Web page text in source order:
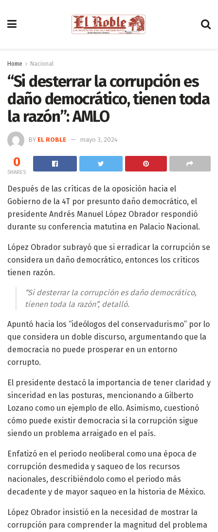
Home Nacional
“Si desterrar la corrupción es
daño democrático, tienen toda
la razón”: AMLO
BY EL ROBLE mayo 3, 2024
0
SHARES
Después de las críticas de la oposición hacia el
Gobierno de la 4T por presunto daño democrático, el
presidente Andrés Manuel López Obrador respondió
durante su conferencia matutina en Palacio Nacional.
López Obrador subrayó que si erradicar la corrupción se
considera un daño democrático, entonces los críticos
tienen razón.
“Si desterrar la corrupción es daño democrático,
tienen toda la razón”, detalló.
Apuntó hacia los “ideólogos del conservadurismo” por lo
que considera un doble discurso, argumentando que la
democracia no puede prosperar en un entorno
corrupto.
El presidente destacó la importancia de tener claridad y
sinceridad en las posturas, mencionando a Gilberto
Lozano como un ejemplo de ello. Asimismo, cuestionó
cómo puede existir democracia si la corrupción sigue
siendo un problema arraigado en el país.
Enfatizó en el periodo neoliberal como una época de
corrupción desmedida y saqueo de los recursos
nacionales, describiéndolo como el periodo más
decadente y de mayor saqueo en la historia de México.
López Obrador insistió en la necesidad de mostrar la
corrupción para comprender la magnitud del problema